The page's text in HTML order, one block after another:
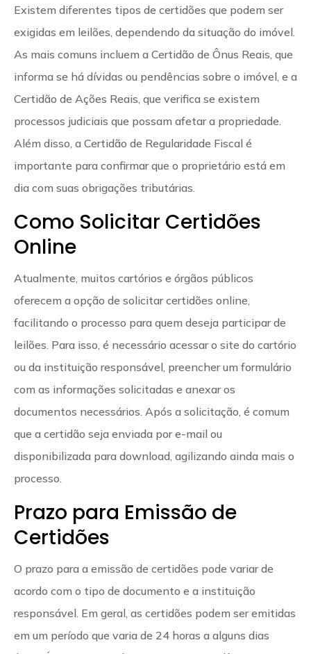
Existem diferentes tipos de certidões que podem ser
exigidas em leilões, dependendo da situação do imóvel.
As mais comuns incluem a Certidão de Ônus Reais, que
informa se há dívidas ou pendências sobre o imóvel, e a
Certidão de Ações Reais, que verifica se existem
processos judiciais que possam afetar a propriedade.
Além disso, a Certidão de Regularidade Fiscal é
importante para confirmar que o proprietário está em
dia com suas obrigações tributárias.
Como Solicitar Certidões
Online
Atualmente, muitos cartórios e órgãos públicos
oferecem a opção de solicitar certidões online,
facilitando o processo para quem deseja participar de
leilões. Para isso, é necessário acessar o site do cartório
ou da instituição responsável, preencher um formulário
com as informações solicitadas e anexar os
documentos necessários. Após a solicitação, é comum
que a certidão seja enviada por e-mail ou
disponibilizada para download, agilizando ainda mais o
processo.
Prazo para Emissão de
Certidões
O prazo para a emissão de certidões pode variar de
acordo com o tipo de documento e a instituição
responsável. Em geral, as certidões podem ser emitidas
em um período que varia de 24 horas a alguns dias